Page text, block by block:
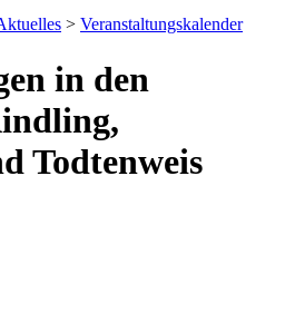
> Veranstaltungskalender
in den
Todtenweis